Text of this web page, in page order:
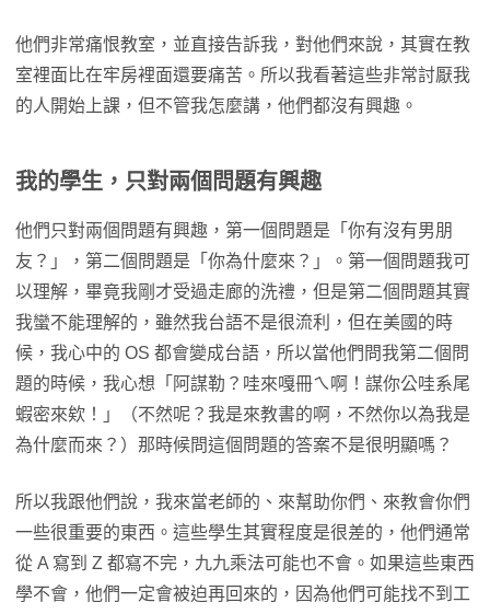
他們非常痛恨教室，並直接告訴我，對他們來說，其實在教
室裡面比在牢房裡面還要痛苦。所以我看著這些非常討厭我
的人開始上課，但不管我怎麼講，他們都沒有興趣。
我的學生，只對兩個問題有興趣
他們只對兩個問題有興趣，第一個問題是「你有沒有男朋
友？」，第二個問題是「你為什麼來？」。第一個問題我可
以理解，畢竟我剛才受過走廊的洗禮，但是第二個問題其實
我蠻不能理解的，雖然我台語不是很流利，但在美國的時
候，我心中的 OS 都會變成台語，所以當他們問我第二個問
題的時候，我心想「阿謀勒？哇來嘎冊ㄟ啊！謀你公哇系尾
蝦密來欸！」（不然呢？我是來教書的啊，不然你以為我是
為什麼而來？）那時候問這個問題的答案不是很明顯嗎？
所以我跟他們說，我來當老師的、來幫助你們、來教會你們
一些很重要的東西。這些學生其實程度是很差的，他們通常
從 A 寫到 Z 都寫不完，九九乘法可能也不會。如果這些東西
學不會，他們一定會被迫再回來的，因為他們可能找不到工